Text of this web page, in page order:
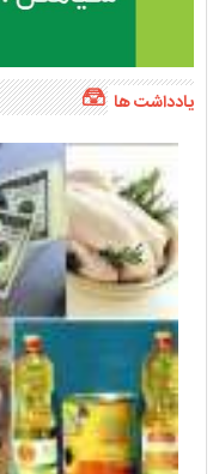
یادداشت ها